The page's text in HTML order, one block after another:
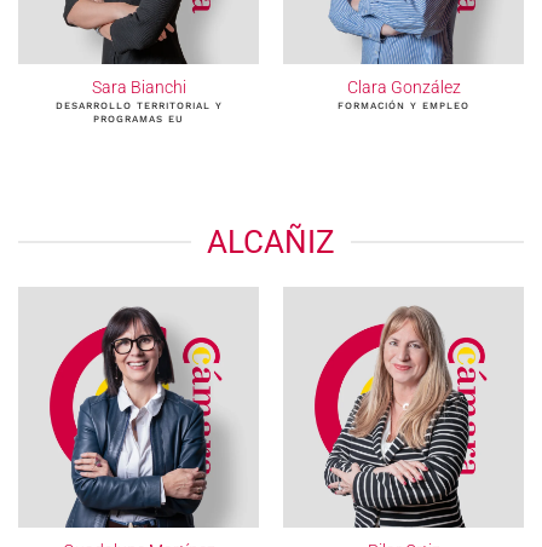
Sara Bianchi
DESARROLLO TERRITORIAL Y
PROGRAMAS EU
Clara González
FORMACIÓN Y EMPLEO
ALCAÑIZ